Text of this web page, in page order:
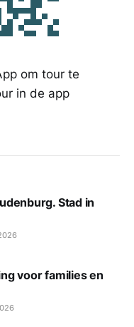
om tour te
in de app
Stad in
voor families en